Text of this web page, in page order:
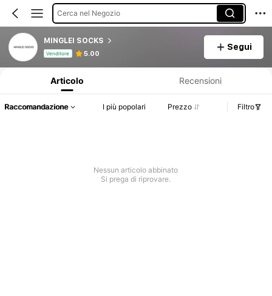
Cerca nel Negozio
MINGLEI SOCKS
Venditore 5.00
Segui
Articolo Recensioni
Raccomandazione I più popolari Prezzo Filtro
Nessun articolo abbinato
Si prega di riprovare.